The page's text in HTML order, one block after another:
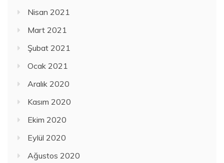
Nisan 2021
Mart 2021
Şubat 2021
Ocak 2021
Aralık 2020
Kasım 2020
Ekim 2020
Eylül 2020
Ağustos 2020